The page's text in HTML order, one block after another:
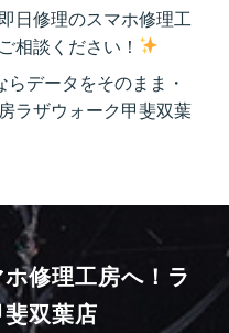
日修理のスマホ修理工
相談ください！
データをそのまま・
ラザウォーク甲斐双葉
修理工房へ！ ラ
双葉店